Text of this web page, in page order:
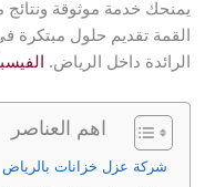
يمنحك خدمة موثوقة
القمة تقديم حلول مبتكرة
الرائدة داخل الرياض.
اهم العناصر
شركة عزل خزانات بالرياض